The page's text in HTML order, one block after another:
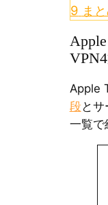
9 ま
Apple
段とサ
一覧で